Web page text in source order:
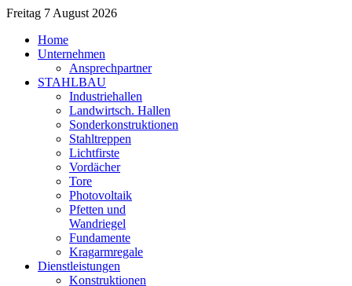
Freitag 7 August 2026
Home
Unternehmen
Ansprechpartner
STAHLBAU
Industriehallen
Landwirtsch. Hallen
Sonderkonstruktionen
Stahltreppen
Lichtfirste
Vordächer
Tore
Photovoltaik
Pfetten und
Wandriegel
Fundamente
Kragarmregale
Dienstleistungen
Konstruktionen